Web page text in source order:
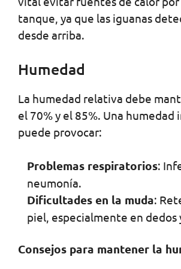
tanque, ya que las iguanas
desde arriba.
Humedad
La humedad relativa debe
el 70% y el 85%. Una humedad
puede provocar:
Problemas respiratorios:
neumonía.
Dificultades en la muda:
piel, especialmente en dedos
Consejos para mantener la